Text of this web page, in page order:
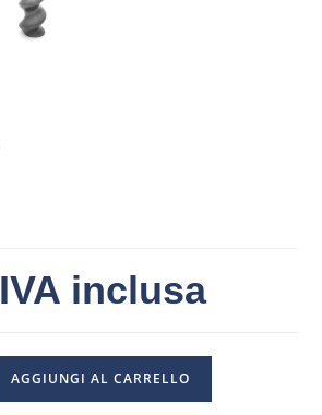
IVA inclusa
AGGIUNGI AL CARRELLO